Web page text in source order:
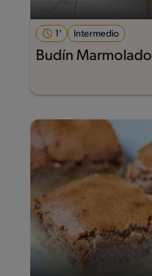
1' Intermedio
Budín Marmolado